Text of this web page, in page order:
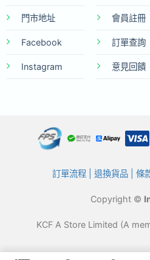
門市地址
Facebook
Instagram
會員註冊
訂單查詢
意見回饋
訂單流程| 退換貨品| 條
Copyright ©
KCF A Store Limited (A